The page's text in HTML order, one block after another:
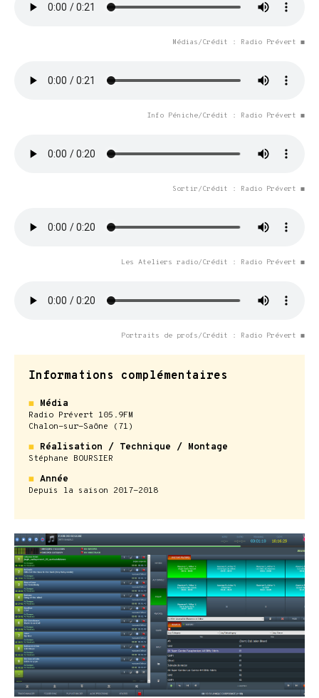
Médias/Crédit : Radio Prévert ◼
Info Péniche/Crédit : Radio Prévert ◼
Sortir/Crédit : Radio Prévert ◼
Les Ateliers radio/Crédit : Radio Prévert ◼
Portraits de profs/Crédit : Radio Prévert ◼
Informations complémentaires
◼ Média
Radio Prévert 105.9FM
Chalon-sur-Saône (71)
◼ Réalisation / Technique / Montage
Stéphane BOURSIER
◼ Année
Depuis la saison 2017-2018